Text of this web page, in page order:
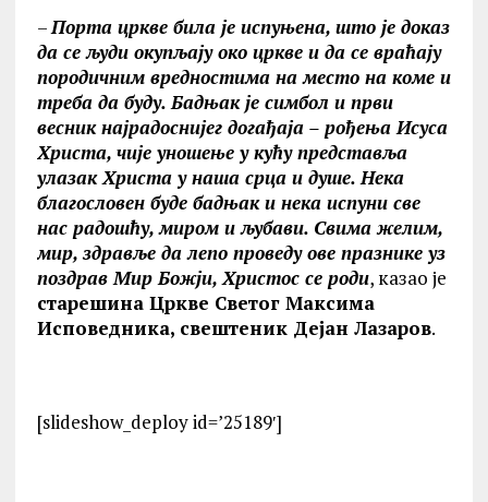
–Порта цркве била је испуњена, што је доказ
да се људи окупљају око цркве и да се враћају
породичним вредностима на место на коме и
треба да буду. Бадњак је симбол и први
весник најрадоснијег догађаја – рођења Исуса
Христа, чије уношење у кућу представља
улазак Христа у наша срца и душе. Нека
благословен буде бадњак и нека испуни све
нас радошћу, миром и љубави. Свима желим,
мир, здравље да лепо проведу ове празнике уз
поздрав Мир Божји, Христос се роди, казао је
старешина Цркве Светог Максима
Исповедника, свештеник Дејан Лазаров.
[slideshow_deploy id=’25189′]